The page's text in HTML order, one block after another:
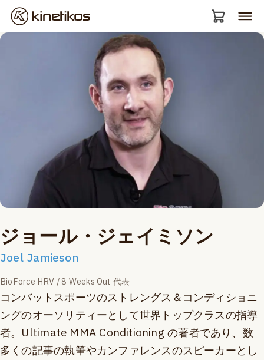
ジョール・ジェイミソン
Joel Jamieson
BioForce HRV / 8 Weeks Out 代表
コンバットスポーツのストレングス＆コンディショニ
ングのオーソリティーとして世界トップクラスの指導
者。Ultimate MMA Conditioning の著者であり、数
多くの記事の執筆やカンファレンスのスピーカーとし